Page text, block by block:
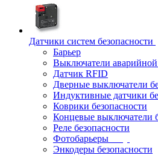
Датчики систем безопасности
Барьер
Выключатели аварийной
Датчик RFID
Дверные выключатели
Индуктивные датчики
Коврики безопасности
Концевые выключатели
Реле безопасности
Фотобарьеры
Энкодеры безопасности